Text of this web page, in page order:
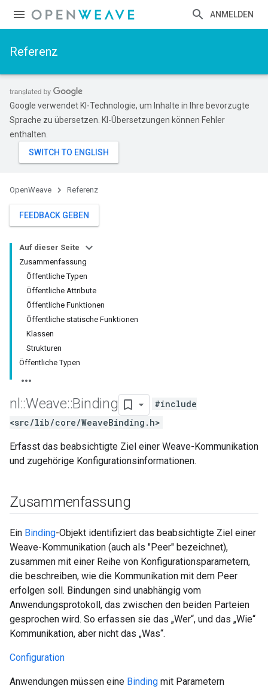
ANMELDEN
Referenz
Google verwendet KI-Technologie, um Inhalte in Ihre bevorzugte
Sprache zu übersetzen. KI-Übersetzungen können Fehler
enthalten.
OpenWeave Referenz
FEEDBACK GEBEN
Auf dieser Seite
Zusammenfassung
Öffentliche Typen
Öffentliche Attribute
Öffentliche Funktionen
Öffentliche statische Funktionen
Klassen
Strukturen
Öffentliche Typen
nl ::Weave::Binding
#include
<src/lib/core/WeaveBinding.h>
Erfasst das beabsichtigte Ziel einer Weave-Kommunikation
und zugehörige Konfigurationsinformationen.
Zusammenfassung
Ein Binding-Objekt identifiziert das beabsichtigte Ziel einer
Weave-Kommunikation (auch als "Peer" bezeichnet),
zusammen mit einer Reihe von Konfigurationsparametern,
die beschreiben, wie die Kommunikation mit dem Peer
erfolgen soll. Bindungen sind unabhängig vom
Anwendungsprotokoll, das zwischen den beiden Parteien
gesprochen wird. So erfassen sie das „Wer“, und das „Wie“
Kommunikation, aber nicht das „Was“.
Configuration
Anwendungen müssen eine Binding mit Parametern